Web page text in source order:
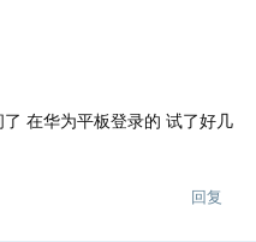
在华为平板登录的 试了好几
回复